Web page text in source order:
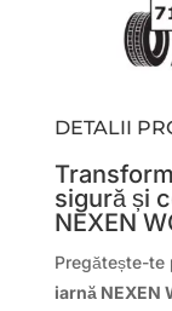
DETALII
sigură și
NEXEN
Pregătește-te
iarnă NEXEN